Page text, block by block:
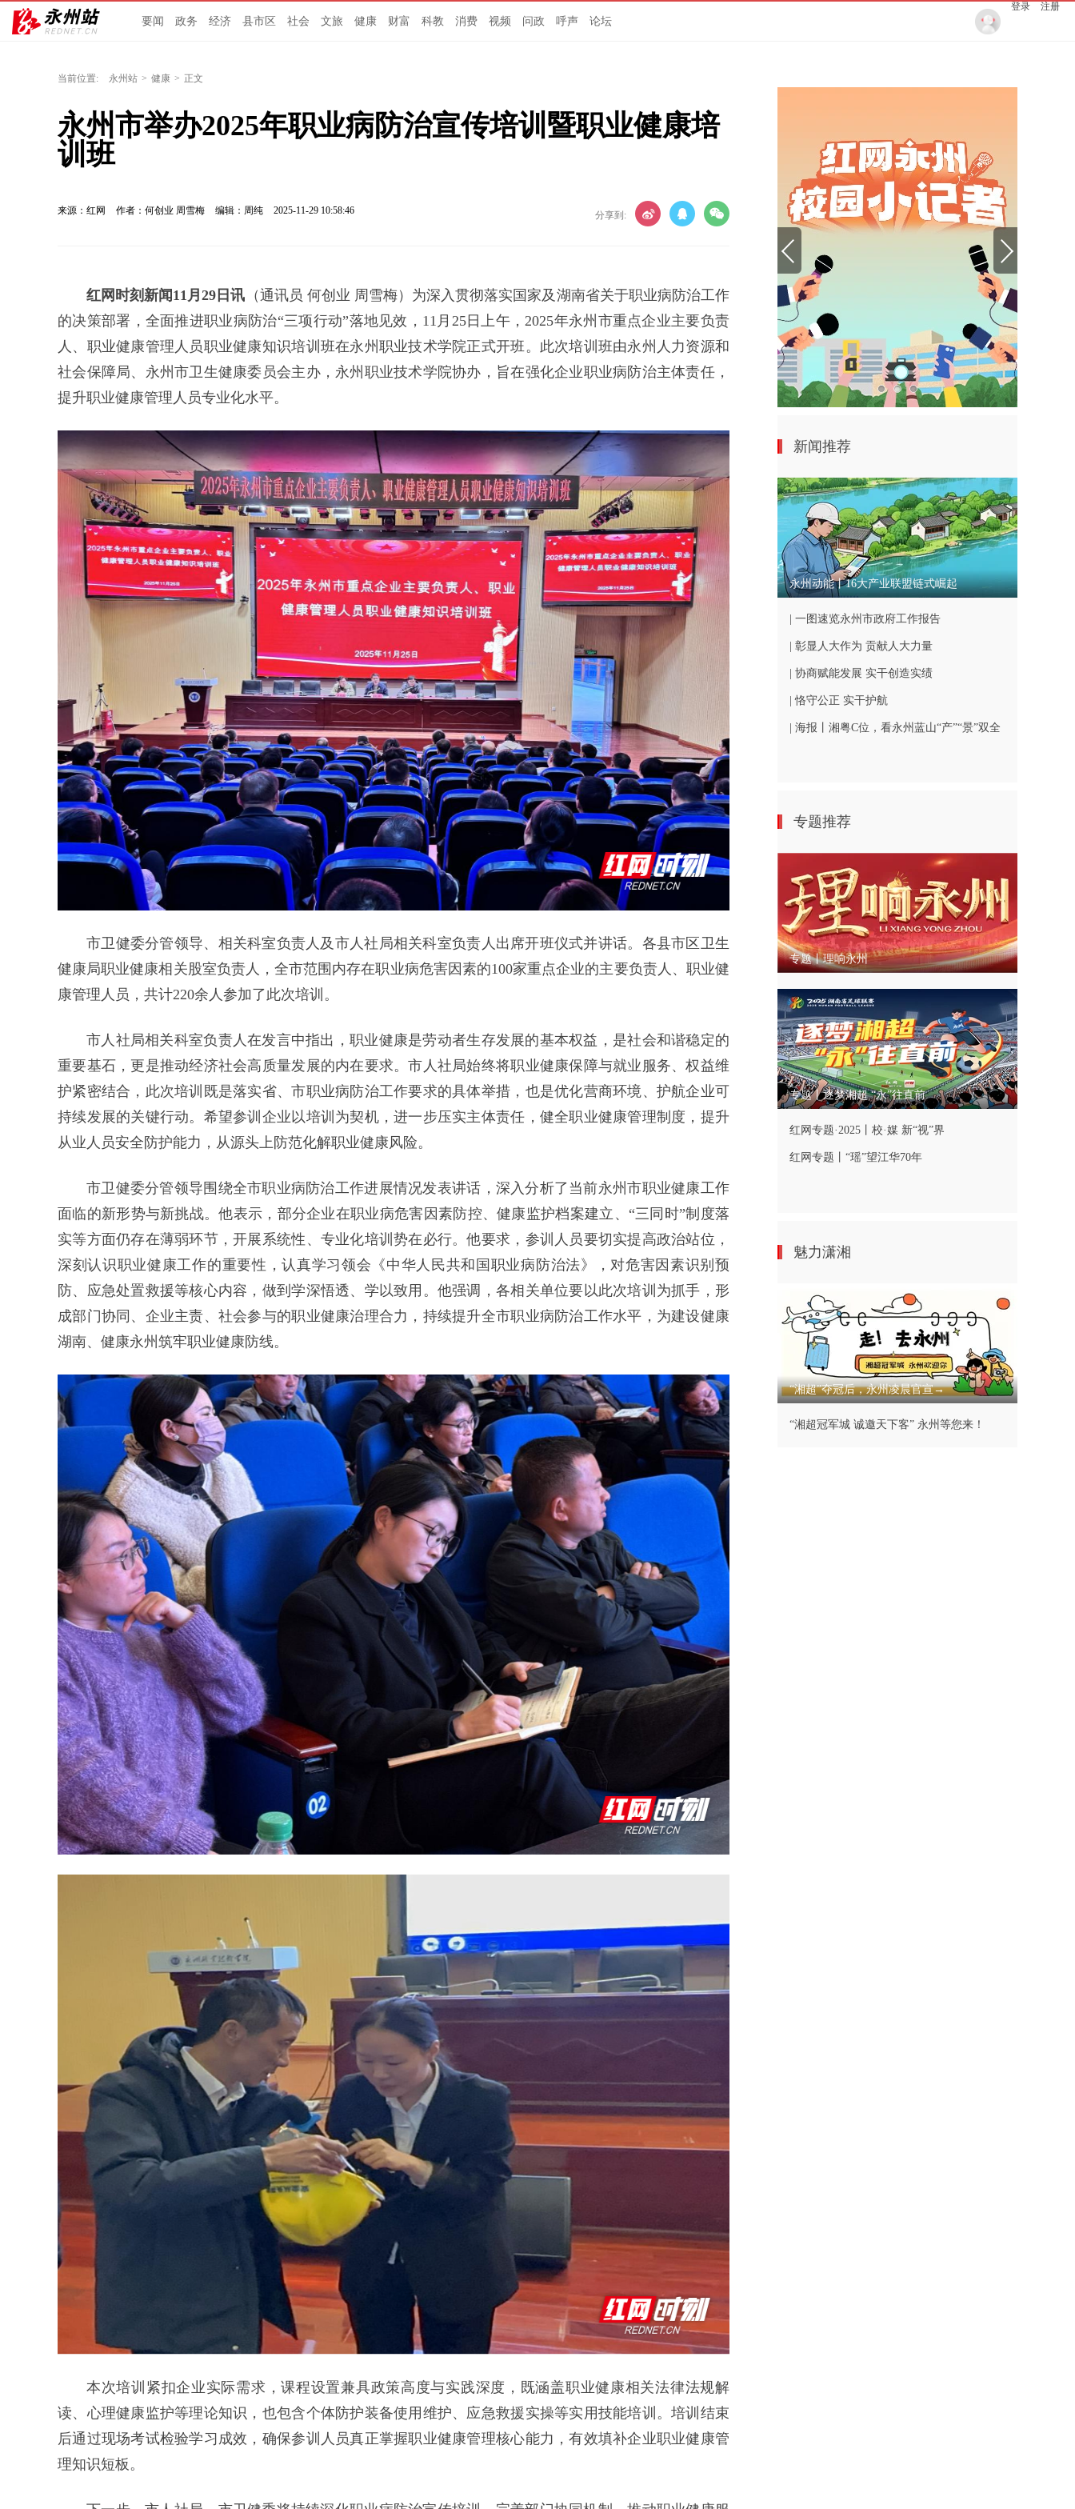
要闻 政务 经济 县市区 社会 文旅 健康 财富 科教 消费 视频 问政 呼声 论坛
登录 注册
当前位置: 永州站 > 健康 > 正文
永州市举办2025年职业病防治宣传培训暨职业健康培
训班
来源：红网 作者：何创业 周雪梅 编辑：周纯 2025-11-29 10:58:46 分享到:
红网时刻新闻11月29日讯 （通讯员 何创业 周雪梅）为深入贯彻落实国家及湖南省关于职业病防治工作
的决策部署，全面推进职业病防治“三项行动”落地见效，11月25日上午，2025年永州市重点企业主要负责
人、职业健康管理人员职业健康知识培训班在永州职业技术学院正式开班。此次培训班由永州人力资源和
社会保障局、永州市卫生健康委员会主办，永州职业技术学院协办，旨在强化企业职业病防治主体责任，
提升职业健康管理人员专业化水平。
市卫健委分管领导、相关科室负责人及市人社局相关科室负责人出席开班仪式并讲话。各县市区卫生
健康局职业健康相关股室负责人，全市范围内存在职业病危害因素的100家重点企业的主要负责人、职业健
康管理人员，共计220余人参加了此次培训。
市人社局相关科室负责人在发言中指出，职业健康是劳动者生存发展的基本权益，是社会和谐稳定的
重要基石，更是推动经济社会高质量发展的内在要求。市人社局始终将职业健康保障与就业服务、权益维
护紧密结合，此次培训既是落实省、市职业病防治工作要求的具体举措，也是优化营商环境、护航企业可
持续发展的关键行动。希望参训企业以培训为契机，进一步压实主体责任，健全职业健康管理制度，提升
从业人员安全防护能力，从源头上防范化解职业健康风险。
市卫健委分管领导围绕全市职业病防治工作进展情况发表讲话，深入分析了当前永州市职业健康工作
面临的新形势与新挑战。他表示，部分企业在职业病危害因素防控、健康监护档案建立、“三同时”制度落
实等方面仍存在薄弱环节，开展系统性、专业化培训势在必行。他要求，参训人员要切实提高政治站位，
深刻认识职业健康工作的重要性，认真学习领会《中华人民共和国职业病防治法》，对危害因素识别预
防、应急处置救援等核心内容，做到学深悟透、学以致用。他强调，各相关单位要以此次培训为抓手，形
成部门协同、企业主责、社会参与的职业健康治理合力，持续提升全市职业病防治工作水平，为建设健康
湖南、健康永州筑牢职业健康防线。
本次培训紧扣企业实际需求，课程设置兼具政策高度与实践深度，既涵盖职业健康相关法律法规解
读、心理健康监护等理论知识，也包含个体防护装备使用维护、应急救援实操等实用技能培训。培训结束
后通过现场考试检验学习成效，确保参训人员真正掌握职业健康管理核心能力，有效填补企业职业健康管
理知识短板。
新闻推荐
永州动能丨16大产业联盟链式崛起
| 一图速览永州市政府工作报告
| 彰显人大作为 贡献人大力量
| 协商赋能发展 实干创造实绩
| 恪守公正 实干护航
| 海报丨湘粤C位，看永州蓝山“产”“景”双全
专题推荐
专题丨理响永州
专题丨逐梦湘超 “永”往直前
红网专题·2025丨校·媒 新“视”界
红网专题丨“瑶”望江华70年
魅力潇湘
“湘超”夺冠后，永州凌晨官宣→
“湘超冠军城 诚邀天下客” 永州等您来！